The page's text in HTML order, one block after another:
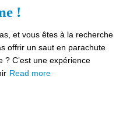
!
et vous êtes à la recherche
offrir un saut en parachute
? C’est une expérience
Read more